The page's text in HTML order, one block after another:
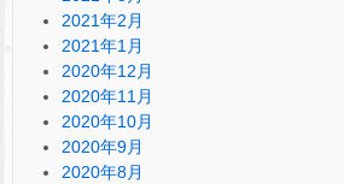
2021年2月
2021年1月
2020年12月
2020年11月
2020年10月
2020年9月
2020年8月